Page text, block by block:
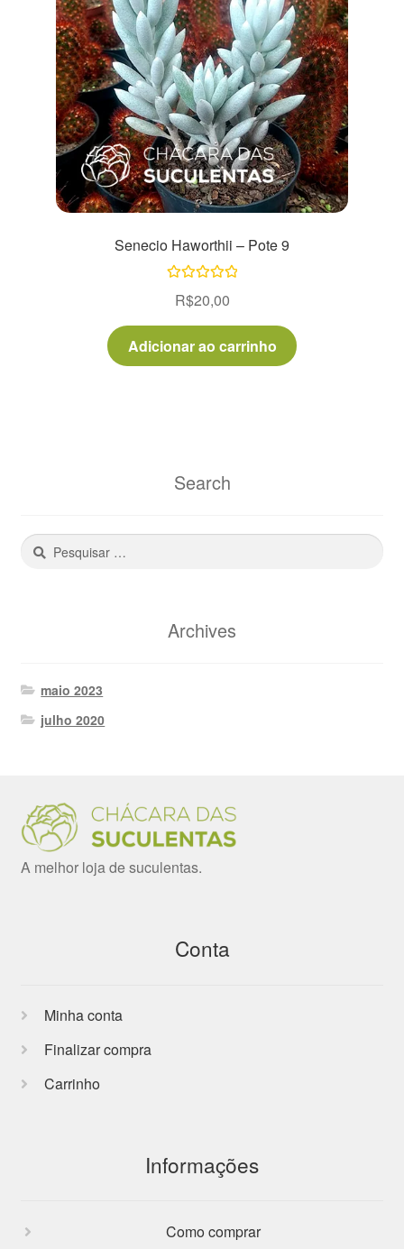
Senecio Haworthii – Pote 9
5.00
de 5
R$20,00
Adicionar ao carrinho
Search
Pesquisar
por:
Archives
maio 2023
julho 2020
A melhor loja de suculentas.
Conta
Minha conta
Finalizar compra
Carrinho
Informações
Como comprar